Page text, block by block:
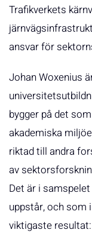
Trafikverkets
ansvar för
Johan Woxenius
bygger på det
akademiska
riktad till andra
av
Det är i
uppstår, och som
viktigaste